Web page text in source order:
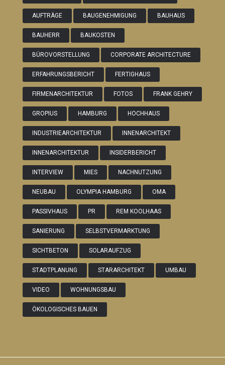
AUFTRÄGE BAUGENEHMIGUNG BAUHAUS
BAUHERR BAUKOSTEN
BÜROVORSTELLUNG CORPORATE ARCHITECTURE
ERFAHRUNGSBERICHT FERTIGHAUS
FIRMENARCHITEKTUR FOTOS FRANK GEHRY
GROPIUS HAMBURG HOCHHAUS
INDUSTRIEARCHITEKTUR INNENARCHITEKT
INNENARCHITEKTUR INSIDERBERICHT
INTERVIEW MIES NACHNUTZUNG
NEUBAU OLYMPIA HAMBURG OMA
PASSIVHAUS PR REM KOOLHAAS
SANIERUNG SELBSTVERMARKTUNG
SICHTBETON SOLARAUFZUG
STADTPLANUNG STARARCHITEKT UMBAU
VIDEO WOHNUNGSBAU
ÖKOLOGISCHES BAUEN